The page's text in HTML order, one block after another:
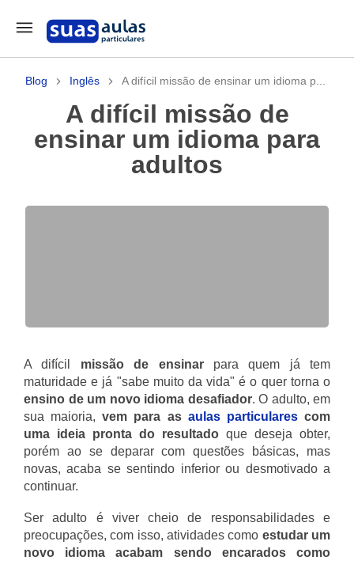
Blog Inglês A difícil missão de ensinar um idioma p...
A difícil missão de
ensinar um idioma para
adultos
A difícil missão de ensinarpara quem já tem
maturidade e já "sabe muito da vida" é o quer torna o
ensino de um novo idioma desafiador. O adulto, em
sua maioria,vem para as aulas particularescom
uma ideia pronta do resultado que deseja obter,
porém ao se deparar com questões básicas, mas
novas, acaba se sentindo inferior ou desmotivado a
continuar.
Ser adulto é viver cheio de responsabilidades e
preocupações, com isso, atividades como estudar um
novo idioma acabam sendo encarados como